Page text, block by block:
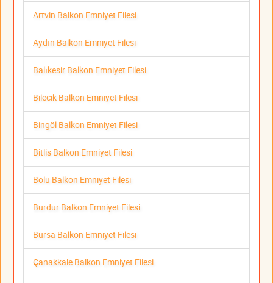
Artvin Balkon Emniyet Filesi
Aydın Balkon Emniyet Filesi
Balıkesir Balkon Emniyet Filesi
Bilecik Balkon Emniyet Filesi
Bingöl Balkon Emniyet Filesi
Bitlis Balkon Emniyet Filesi
Bolu Balkon Emniyet Filesi
Burdur Balkon Emniyet Filesi
Bursa Balkon Emniyet Filesi
Çanakkale Balkon Emniyet Filesi